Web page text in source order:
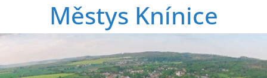
Městys Knínice